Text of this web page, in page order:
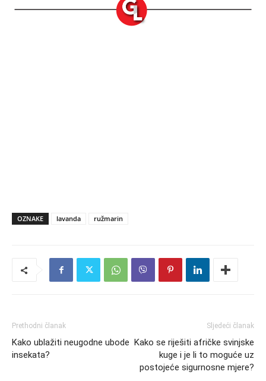
OZNAKE lavanda ružmarin
Prethodni članak
Kako ublažiti neugodne ubode
insekata?
Sljedeći članak
Kako se riješiti afričke svinjske
kuge i je li to moguće uz
postojeće sigurnosne mjere?